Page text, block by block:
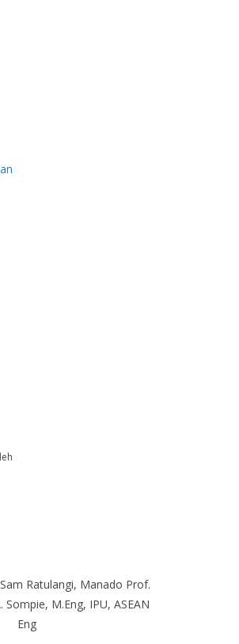
Ratulangi, Manado Prof.
Sompie, M.Eng, IPU, ASEAN
Eng